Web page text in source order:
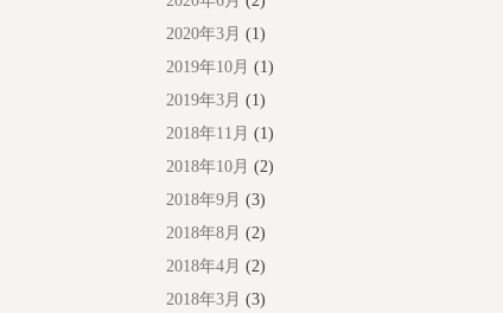
2020年3月 (1)
2019年10月 (1)
2019年3月 (1)
2018年11月 (1)
2018年10月 (2)
2018年9月 (3)
2018年8月 (2)
2018年4月 (2)
2018年3月 (3)